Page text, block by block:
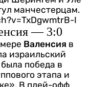
манчестерцам.
I
— 3:0
Валенсия в
израильский
победа в
этапа и